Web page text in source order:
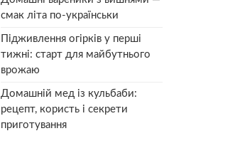
смак літа по-українськи
Підживлення огірків у перші
тижні: старт для майбутнього
врожаю
Домашній мед із кульбаби:
рецепт, користь і секрети
приготування